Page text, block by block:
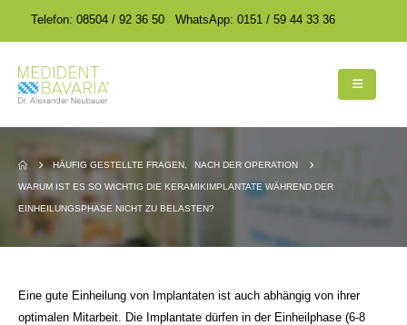
Telefon: 08504 / 92 36 50 WhatsApp: 0151 / 59 44 33 36
HÄUFIG GESTELLTE FRAGEN NACH DER OPERATION
WARUM IST ES SO WICHTIG DIE KERAMIKIMPLANTATE WÄHREND DER
EINHEILUNGSPHASE NICHT ZU BELASTEN?
Eine gute Einheilung von Implantaten ist auch abhängig von ihrer
optimalen Mitarbeit. Die Implantate dürfen in der Einheilphase (6-8